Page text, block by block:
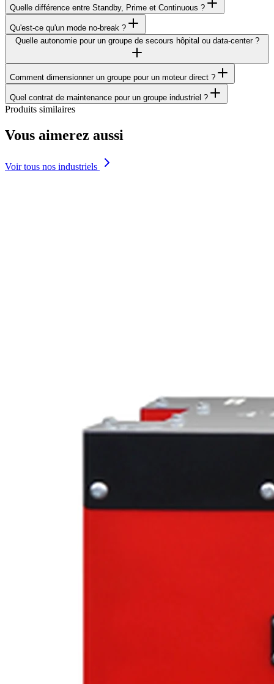
Quelle différence entre Standby, Prime et Continuous ?
Qu'est-ce qu'un mode no-break ?
Quelle autonomie pour un groupe de secours hôpital ou data-center ?
Comment dimensionner un groupe pour un moteur direct ?
Quel contrat de maintenance pour un groupe industriel ?
Produits similaires
Vous aimerez aussi
Voir tous nos industriels